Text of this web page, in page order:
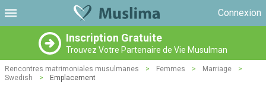
Connexion
Inscription Gratuite
Trouvez Votre Partenaire de Vie Musulman
Rencontres matrimoniales musulmanes > Femmes > Marriage
>
Swedish
> Emplacement